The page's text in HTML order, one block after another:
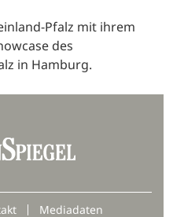
Pfalz mit ihrem
des
in Hamburg.
Mediadaten